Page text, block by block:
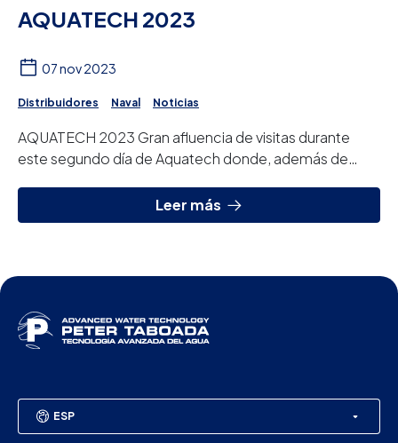
AQUATECH 2023
07 nov 2023
Distribuidores Naval Noticias
AQUATECH 2023 Gran afluencia de visitas durante
este segundo día de Aquatech donde, además de
Leer más
ESP